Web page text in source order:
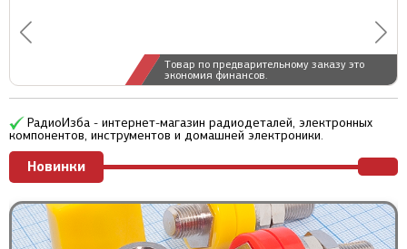
Товар по предварительному заказу это
экономия финансов.
РадиоИзба - интернет-магазин радиодеталей, электронных
компонентов, инструментов и домашней электроники.
Новинки